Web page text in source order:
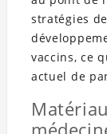
stratégies de
vaccins, ce
actuel de